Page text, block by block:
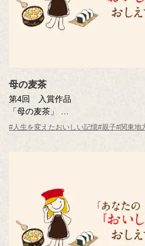
母の麦茶
第4回 入賞作品
「母の麦茶」
井上 秀子さん（東京都・45歳）
#人生を変えたおいしい記憶#親子#関東地